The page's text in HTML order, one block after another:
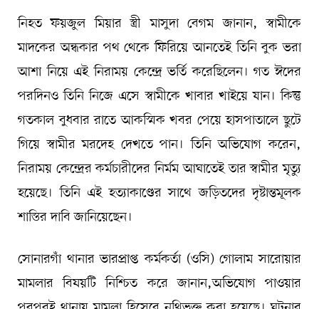
নিহত ফয়জুল মিয়ার স্ত্রী মাসুদা বেগম জানান, স্বামীকে
মাদকের অন্ধকার পথ থেকে ফিরিয়ে আনতেই তিনি বুক ভরা
আশা নিয়ে এই নিরাময় কেন্দ্রে ভর্তি করেছিলেন। গত ঈদের
পরদিনও তিনি নিজে এসে স্বামীকে খাবার খাইয়ে যান। কিন্তু
গতকাল বুধবার রাতে আকস্মিক খবর পেয়ে হাসপাতালে ছুটে
গিয়ে স্বামীর মরদেহ দেখতে পান। তিনি অভিযোগ করেন,
নিরাময় কেন্দ্রের কর্মচারীদের নির্মম আঘাতেই তার স্বামীর মৃত্যু
হয়েছে। তিনি এই হত্যাকাণ্ডের সাথে জড়িতদের দৃষ্টান্তমূলক
শাস্তির দাবি জানিয়েছেন।
সোনারগাঁ থানার ভারপ্রাপ্ত কর্মকর্তা (ওসি) গোলাম সারোয়ার
মামলার বিষয়টি নিশ্চিত করে জানান,অভিযোগ পাওয়ার